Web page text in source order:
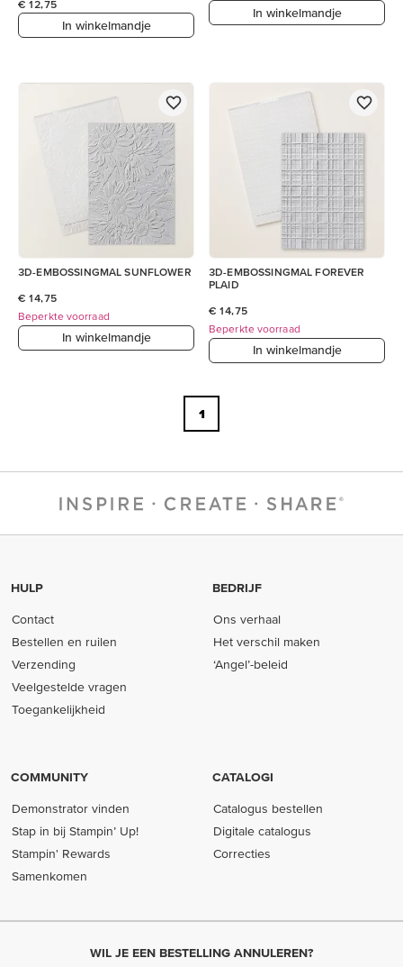
€ 12,75
In winkelmandje
In winkelmandje
3D-EMBOSSINGMAL SUNFLOWER
€ 14,75
Beperkte voorraad
In winkelmandje
3D-EMBOSSINGMAL FOREVER
PLAID
€ 14,75
Beperkte voorraad
In winkelmandje
1
HULP
Contact
Bestellen en ruilen
Verzending
Veelgestelde vragen
Toegankelijkheid
BEDRIJF
Ons verhaal
Het verschil maken
‘Angel’-beleid
COMMUNITY
Demonstrator vinden
Stap in bij Stampin’ Up!
Stampin' Rewards
Samenkomen
CATALOGI
Catalogus bestellen
Digitale catalogus
Correcties
WIL JE EEN BESTELLING ANNULEREN?